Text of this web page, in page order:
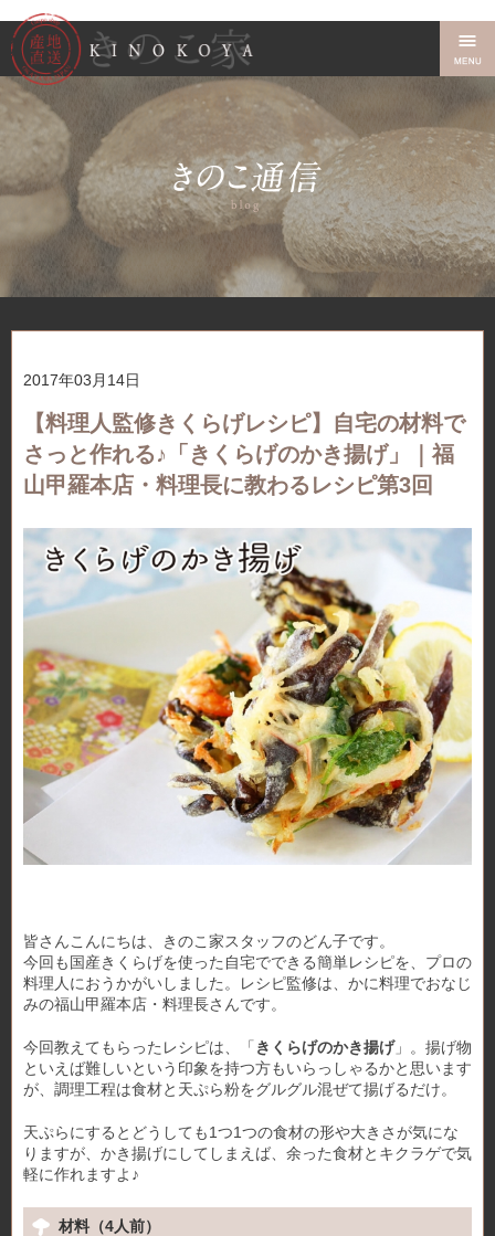
2017年03月14日
【料理人監修きくらげレシピ】自宅の材料で
さっと作れる♪「きくらげのかき揚げ」｜福
山甲羅本店・料理長に教わるレシピ第3回
皆さんこんにちは、きのこ家スタッフのどん子です。
今回も国産きくらげを使った自宅でできる簡単レシピを、プロの
料理人におうかがいしました。レシピ監修は、かに料理でおなじ
みの福山甲羅本店・料理長さんです。
今回教えてもらったレシピは、「 きくらげのかき揚げ」。揚げ物
といえば難しいという印象を持つ方もいらっしゃるかと思います
が、調理工程は食材と天ぷら粉をグルグル混ぜて揚げるだけ。
天ぷらにするとどうしても1つ1つの食材の形や大きさが気にな
りますが、かき揚げにしてしまえば、余った食材とキクラゲで気
軽に作れますよ♪
材料（4人前）